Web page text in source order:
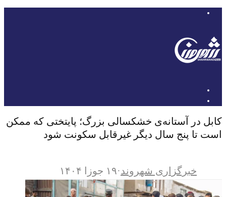
کابل در آستانه‌ی خشکسالی بزرگ؛ پایتختی که ممکن
است تا پنج سال دیگر غیرقابل سکونت شود
خبرگزاری شهروند·۱۹ جوزا ۱۴۰۴